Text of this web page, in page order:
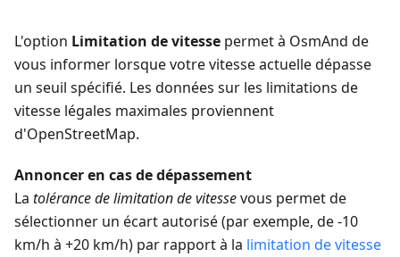
L'option Limitation de vitesse permet à OsmAnd de
vous informer lorsque votre vitesse actuelle dépasse
un seuil spécifié. Les données sur les limitations de
vitesse légales maximales proviennent
d'OpenStreetMap.
Annoncer en cas de dépassement
La tolérance de limitation de vitessevous permet de
sélectionner un écart autorisé (par exemple, de -10
km/h à +20 km/h) par rapport à la limitation de vitesse